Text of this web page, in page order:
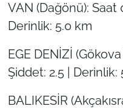
VAN (Dağönü): Saat
Derinlik: 5.0 km
EGE DENİZİ
Şiddet: 2.5 | Derinlik:
BALIKESİR